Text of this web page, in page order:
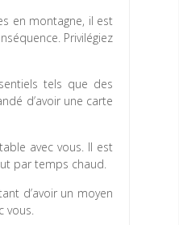
en montagne, il est
Privilégiez
tels que des
d’avoir une carte
avec vous. Il est
par temps chaud.
d’avoir un moyen
vous.